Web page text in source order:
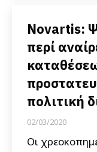
Novartis:
περί
πολιτική
02/03/2020
Οι